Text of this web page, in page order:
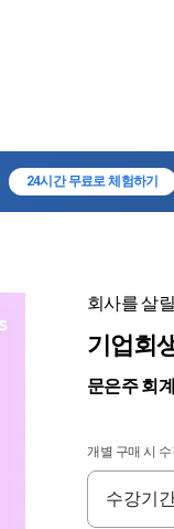
24시간 무료로 체험하기
회사를 살
기업회
문은주 회
개별 구매 시